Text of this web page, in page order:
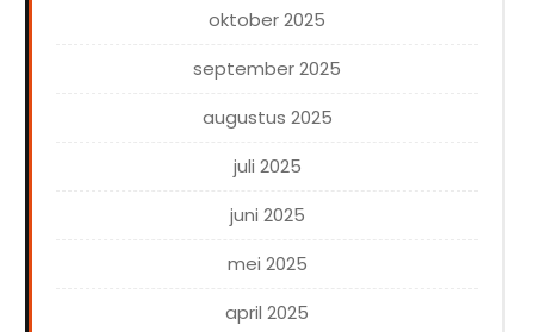
oktober 2025
september 2025
augustus 2025
juli 2025
juni 2025
mei 2025
april 2025